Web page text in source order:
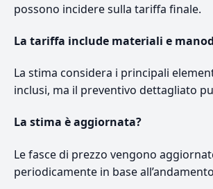
possono incidere sulla tariffa finale.
La tariffa include materiali e
La stima considera i principali
inclusi, ma il preventivo dettagliato
La stima è aggiornata?
Le fasce di prezzo vengono
periodicamente in base